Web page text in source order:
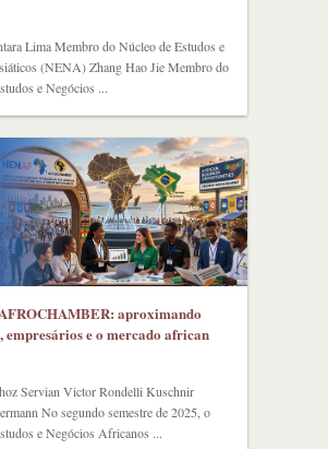
Lima Membro do Núcleo de Estudos e
(NENA) Zhang Hao Jie Membro do
e Negócios ...
aproximando
empresários e o mercado african
Servian Victor Rondelli Kuschnir
No segundo semestre de 2025, o
e Negócios Africanos ...